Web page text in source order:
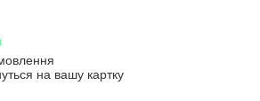
на вашу картку